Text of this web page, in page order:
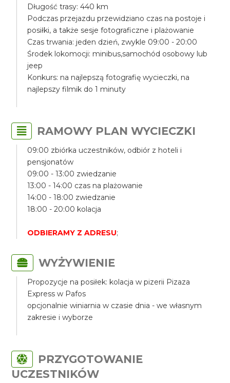
Długość trasy: 440 km
Podczas przejazdu przewidziano czas na postoje i
posiłki, a także sesje fotograficzne i plażowanie
Czas trwania: jeden dzień, zwykle 09:00 - 20:00
Środek lokomocji: minibus,samochód osobowy lub
jeep
Konkurs: na najlepszą fotografię wycieczki, na
najlepszy filmik do 1 minuty
RAMOWY PLAN WYCIECZKI
09:00 zbiórka uczestników, odbiór z hoteli i
pensjonatów
09:00 - 13:00 zwiedzanie
13:00 - 14:00 czas na plażowanie
14:00 - 18:00 zwiedzanie
18:00 - 20:00 kolacja
ODBIERAMY Z ADRESU;
WYŻYWIENIE
Propozycje na posiłek: kolacja w pizerii Pizaza
Express w Pafos
opcjonalnie winiarnia w czasie dnia - we własnym
zakresie i wyborze
PRZYGOTOWANIE
UCZESTNIKÓW